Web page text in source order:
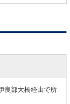
良部大橋経由で所